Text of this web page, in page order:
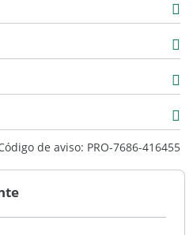
de aviso: PRO-7686-416455